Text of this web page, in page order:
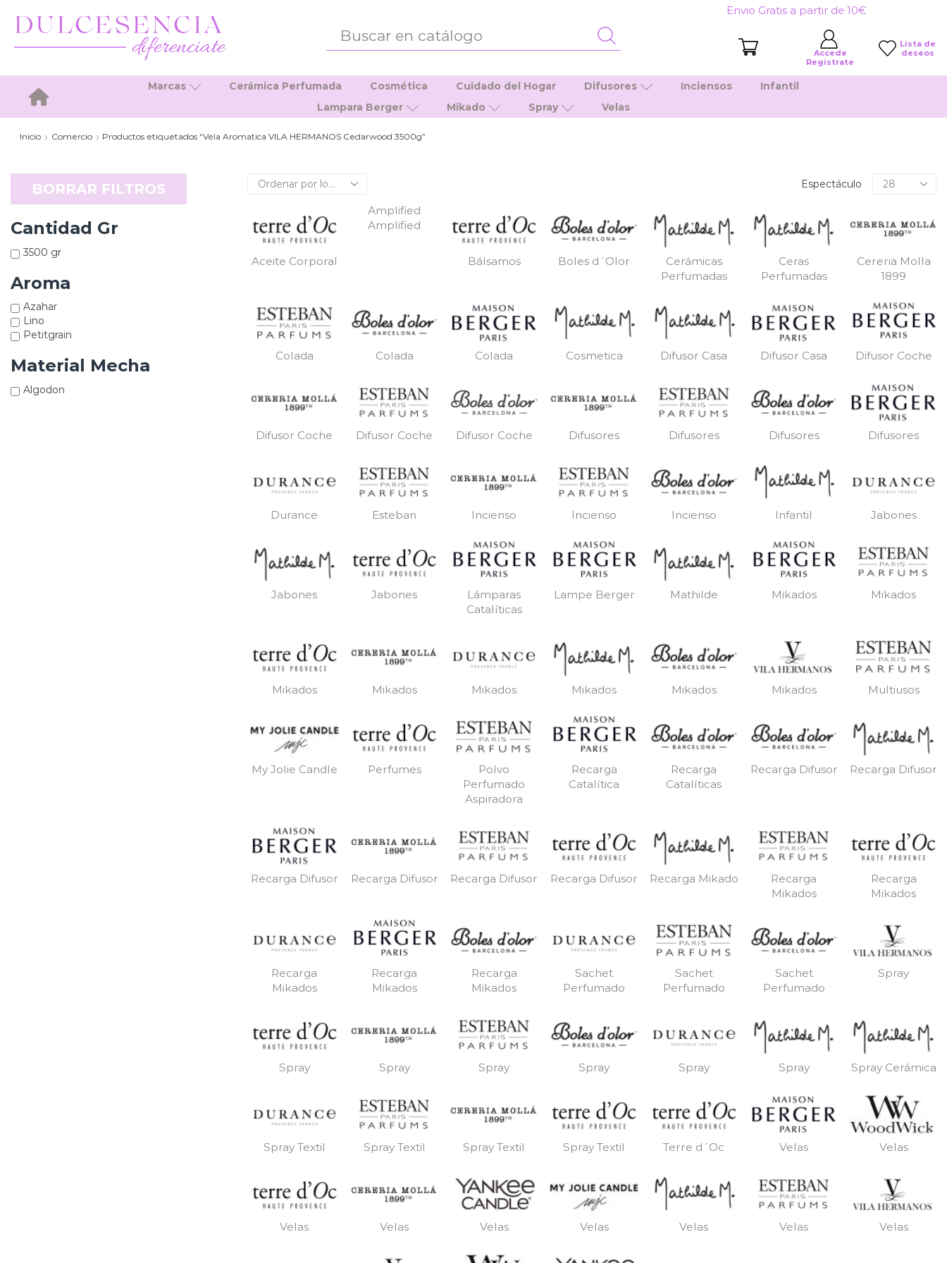
Envio Gratis a partir de 10€
ENTRADA
Accede
Registrate
Lista de
deseos
Inicio
Marcas Cerámica Perfumada Cosmética Cuidado del Hogar Difusores Inciensos
Infantil
Lampara Berger
Mikado Spray Velas
Inicio Comercio Productos etiquetados “Vela Aromatica VILA HERMANOS Cedarwood 3500g”
Espectáculo
Productos
Aceite Corporal
Amplified
Amplified
Bálsamos Boles d´Olor
Cerámicas
Perfumadas
Ceras
Perfumadas
Cereria Molla
1899
Colada Colada Colada Cosmetica Difusor Casa Difusor Casa Difusor Coche
Difusor Coche Difusor Coche Difusor Coche Difusores Difusores Difusores Difusores
Durance Esteban Incienso Incienso Incienso Infantil Jabones
Jabones Jabones
Lámparas
Catalíticas
Lampe Berger Mathilde Mikados Mikados
Mikados Mikados Mikados Mikados Mikados Mikados Multiusos
My Jolie Candle Perfumes
Polvo
Perfumado
Aspiradora
Recarga
Catalítica
Recarga
Catalíticas
Recarga Difusor Recarga Difusor
Recarga Difusor Recarga Difusor Recarga Difusor Recarga Difusor Recarga Mikado
Recarga
Mikados
Recarga
Mikados
Recarga
Mikados
Recarga
Mikados
Recarga
Mikados
Sachet
Perfumado
Sachet
Perfumado
Sachet
Perfumado
Spray
Spray Spray Spray Spray Spray Spray Spray Cerámica
Spray Textil Spray Textil Spray Textil Spray Textil Terre d´Oc Velas Velas
Velas Velas Velas Velas Velas Velas Velas
BORRAR FILTROS
Cantidad Gr
3500 gr
Aroma
Azahar
Lino
Petitgrain
Material Mecha
Algodon